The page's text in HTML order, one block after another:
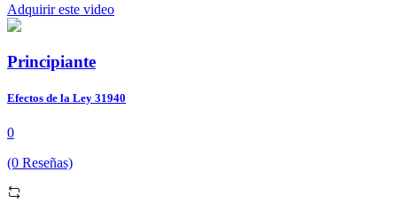
Adquirir este video
Principiante
Efectos de la Ley 31940
0
(0 Reseñas)